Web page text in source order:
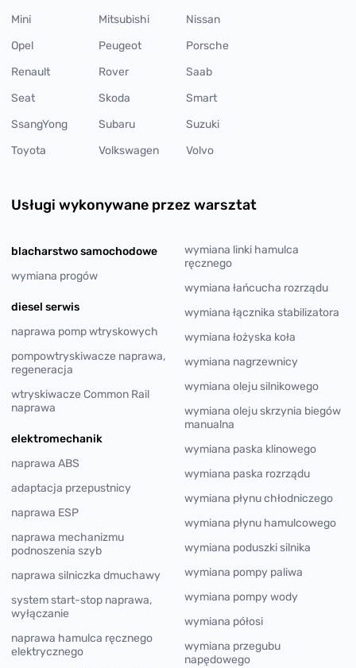
Mini Mitsubishi
Nissan
Opel
Peugeot
Porsche
Renault
Rover
Saab
Seat
Skoda
Smart
SsangYong
Subaru
Suzuki
Toyota
Volkswagen Volvo
Usługi wykonywane przez warsztat
blacharstwo samochodowe
wymiana progów
diesel serwis
naprawa pomp wtryskowych
pompowtryskiwacze naprawa,
regeneracja
wtryskiwacze Common Rail
naprawa
elektromechanik
naprawa ABS
adaptacja przepustnicy
naprawa ESP
naprawa mechanizmu
podnoszenia szyb
naprawa silniczka dmuchawy
system start-stop naprawa,
wyłączanie
naprawa hamulca ręcznego
elektrycznego
wymiana linki hamulca
ręcznego
wymiana łańcucha rozrządu
wymiana łącznika stabilizatora
wymiana łożyska koła
wymiana nagrzewnicy
wymiana oleju silnikowego
wymiana oleju skrzynia biegów
manualna
wymiana paska klinowego
wymiana paska rozrządu
wymiana płynu chłodniczego
wymiana płynu hamulcowego
wymiana poduszki silnika
wymiana pompy paliwa
wymiana pompy wody
wymiana półosi
wymiana przegubu
napędowego